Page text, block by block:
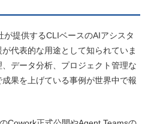
提供するCLIベースのAIアシスタ
代表的な用途として知られていま
データ分析、プロジェクト管理な
果を上げている事例が世界中で報